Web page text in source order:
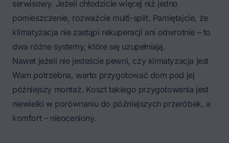
serwisowy. Jeżeli chłodzicie więcej niż jedno
pomieszczenie, rozważcie multi-split. Pamiętajcie, że
klimatyzacja nie zastąpi rekuperacji ani odwrotnie – to
dwa różne systemy, które się uzupełniają.
Nawet jeżeli nie jesteście pewni, czy klimatyzacja jest
Wam potrzebna, warto przygotować dom pod jej
późniejszy montaż. Koszt takiego przygotowania jest
niewielki w porównaniu do późniejszych przeróbek, a
komfort – nieoceniony.